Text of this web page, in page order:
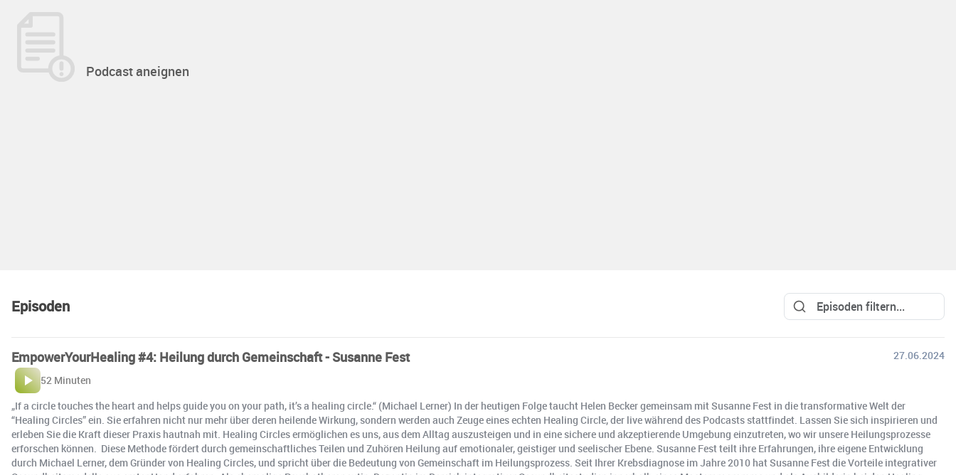
Podcast aneignen
Episoden
EmpowerYourHealing #4: Heilung durch Gemeinschaft - Susanne Fest
27.06.2024
52 Minuten
„If a circle touches the heart and helps guide you on your path, it’s a healing circle.“ (Michael Lerner) In der heutigen Folge taucht Helen Becker gemeinsam mit Susanne Fest in die transformative Welt der
“Healing Circles” ein. Sie erfahren nicht nur mehr über deren heilende Wirkung, sondern werden auch Zeuge eines echten Healing Circle, der live während des Podcasts stattfindet. Lassen Sie sich inspirieren und
erleben Sie die Kraft dieser Praxis hautnah mit. Healing Circles ermöglichen es uns, aus dem Alltag auszusteigen und in eine sichere und akzeptierende Umgebung einzutreten, wo wir unsere Heilungsprozesse
erforschen können. ️ Diese Methode fördert durch gemeinschaftliches Teilen und Zuhören Heilung auf emotionaler, geistiger und seelischer Ebene. Susanne Fest teilt ihre Erfahrungen, ihre eigene Entwicklung
durch Michael Lerner, dem Gründer von Healing Circles, und spricht über die Bedeutung von Gemeinschaft im Heilungsprozess. Seit Ihrer Krebsdiagnose im Jahre 2010 hat Susanne Fest die Vorteile integrativer